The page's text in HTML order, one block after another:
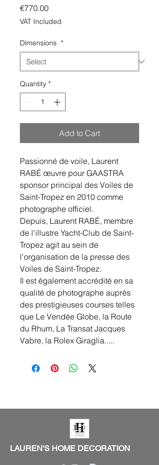
€770.00Price
VAT Included
Dimensions *
Quantity *
Add to Cart
Passionné de voile, Laurent
RABÉ œuvre pour GAASTRA
sponsor principal des Voiles de
Saint-Tropez en 2010 comme
photographe officiel.
Depuis, Laurent RABÉ, membre
de l'illustre Yacht-Club de Saint-
Tropez agit au sein de
l'organisation de la presse des
Voiles de Saint-Tropez.
Il est également accrédité en sa
qualité de photographe auprès
des prestigieuses courses telles
que Le Vendée Globe, la Route
du Rhum, La Transat Jacques
Vabre, la Rolex Giraglia.....
LAUREN'S HOME DECORATION